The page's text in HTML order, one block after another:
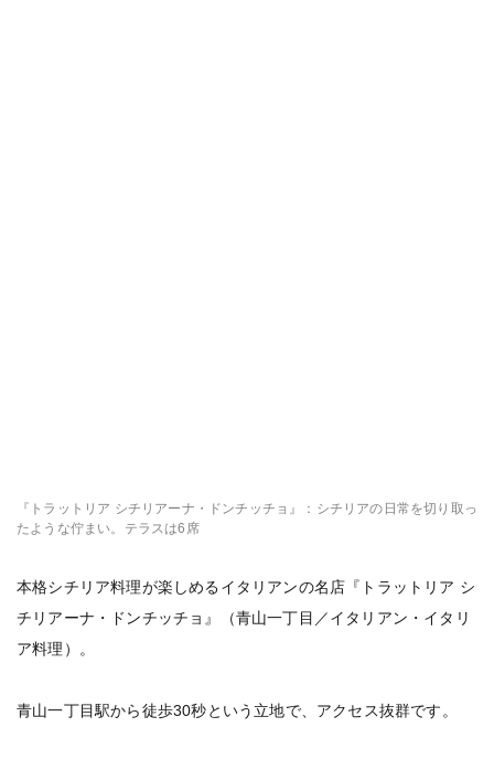
『トラットリア シチリアーナ・ドンチッチョ』：シチリアの日常を切り取っ
たような佇まい。テラスは6席
本格シチリア料理が楽しめるイタリアンの名店『トラットリア シ
チリアーナ・ドンチッチョ』（青山一丁目／イタリアン・イタリ
ア料理）。
青山一丁目駅から徒歩30秒という立地で、アクセス抜群です。